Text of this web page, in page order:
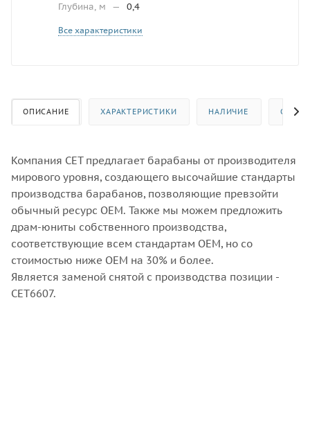
Глубина, м
— 0,4
Все характеристики
ОПИСАНИЕ ХАРАКТЕРИСТИКИ НАЛИЧИЕ
Компания CET предлагает барабаны от производителя
мирового уровня, создающего высочайшие стандарты
производства барабанов, позволяющие превзойти
обычный ресурс OEM. Также мы можем предложить
драм-юниты собственного производства,
соответствующие всем стандартам OEM, но со
стоимостью ниже OEM на 30% и более.
Является заменой снятой с производства позиции -
CET6607.